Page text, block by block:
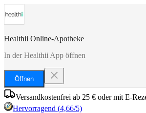
Healthii Online-Apotheke
In der Healthii App öffnen
Öffnen
Versandkostenfrei ab 25 € oder mit E-
Hervorragend (4,66/5)